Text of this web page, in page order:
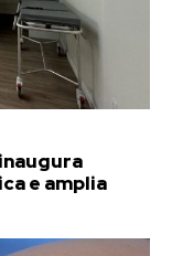
e amplia